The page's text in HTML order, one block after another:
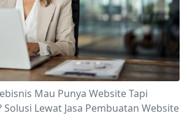
Mau Punya Website Tapi
Lewat Jasa Pembuatan Website